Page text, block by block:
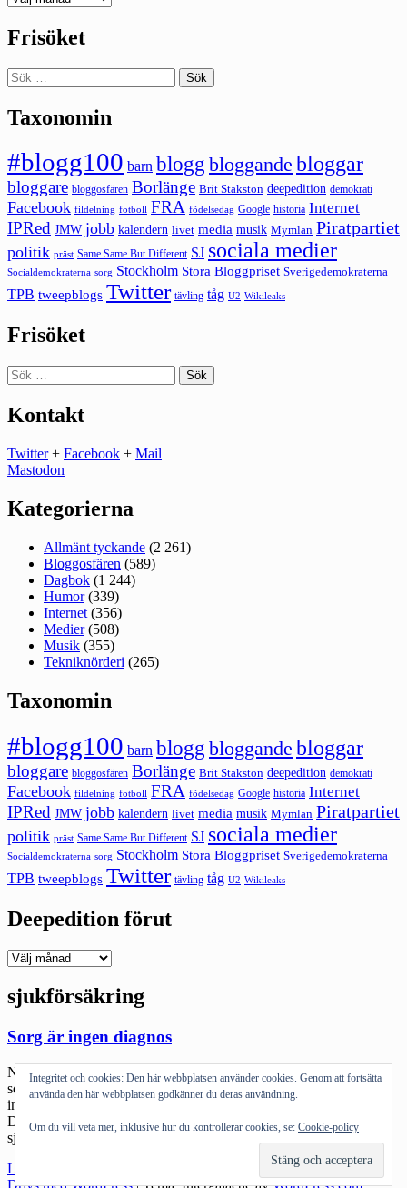
Frisöket
Sök
efter:
Taxonomin
#blogg100 barn blogg bloggande bloggar
bloggare bloggosfären Borlänge Brit Stakston deepedition demokrati
Facebook fildelning fotboll FRA födelsedag Google historia Internet
IPRed JMW jobb kalendern livet media musik Mymlan Piratpartiet
politik präst Same Same But Different SJ sociala medier
Socialdemokraterna sorg Stockholm Stora Bloggpriset Sverigedemokraterna
TPB tweepblogs Twitter tävling tåg U2 Wikileaks
Frisöket
Sök
efter:
Kontakt
Twitter+ Facebook + Mail
Mastodon
Kategorierna
Allmänt tyckande (2 261)
Bloggosfären (589)
Dagbok (1 244)
Humor(339)
Internet (356)
Medier(508)
Musik (355)
Tekniknörderi (265)
Taxonomin
#blogg100 barn blogg bloggande bloggar
bloggare bloggosfären Borlänge Brit Stakston deepedition demokrati
Facebook fildelning fotboll FRA födelsedag Google historia Internet
IPRed JMW jobb kalendern livet media musik Mymlan Piratpartiet
politik präst Same Same But Different SJ sociala medier
Socialdemokraterna sorg Stockholm Stora Bloggpriset Sverigedemokraterna
TPB tweepblogs Twitter tävling tåg U2 Wikileaks
Deepedition förut
Deepedition
sjukförsäkring
Sorg är ingen diagnos
Nej Markus Birro. Man blir inte sjuk av sorg. Man blir sjuk av allt
som en stor förlust för med sig. Men sorg är ingen sjukdom, det är
inget tillstånd som kan botas utan en process som måste få fortlöpa.
Det är därför det är så fel när Försäkringskassan väljer att vägra
sjukskrivning när människor […]
Läs mer
är
Drivs med WordPress |Tema: Intergalactic avWordPress.com.
Integritet och cookies: Den här webbplatsen använder cookies. Genom att fortsätta
använda den här webbplatsen godkänner du deras användning.
Om du vill veta mer, inklusive hur du kontrollerar cookies, se: Cookie-policy